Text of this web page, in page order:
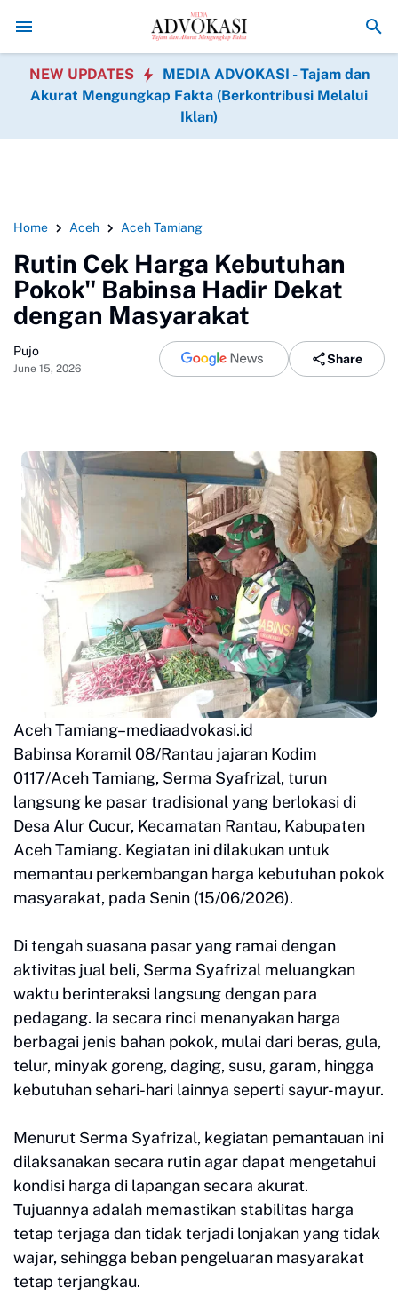
Asintel Satlap Tricakti Beri Penjelasan Terkait
NEW UPDATES
MEDIA ADVOKASI - Tajam dan
Akurat Mengungkap Fakta (Berkontribusi Melalui
Iklan)
Home Aceh Aceh Tamiang
Rutin Cek Harga Kebutuhan
Pokok" Babinsa Hadir Dekat
dengan Masyarakat
Pujo
June 15, 2026
Share
Aceh Tamiang–mediaadvokasi.id
Babinsa Koramil 08/Rantau jajaran Kodim
0117/Aceh Tamiang, Serma Syafrizal, turun
langsung ke pasar tradisional yang berlokasi di
Desa Alur Cucur, Kecamatan Rantau, Kabupaten
Aceh Tamiang. Kegiatan ini dilakukan untuk
memantau perkembangan harga kebutuhan pokok
masyarakat, pada Senin (15/06/2026).
Di tengah suasana pasar yang ramai dengan
aktivitas jual beli, Serma Syafrizal meluangkan
waktu berinteraksi langsung dengan para
pedagang. Ia secara rinci menanyakan harga
berbagai jenis bahan pokok, mulai dari beras, gula,
telur, minyak goreng, daging, susu, garam, hingga
kebutuhan sehari-hari lainnya seperti sayur-mayur.
Menurut Serma Syafrizal, kegiatan pemantauan ini
dilaksanakan secara rutin agar dapat mengetahui
kondisi harga di lapangan secara akurat.
Tujuannya adalah memastikan stabilitas harga
tetap terjaga dan tidak terjadi lonjakan yang tidak
wajar, sehingga beban pengeluaran masyarakat
tetap terjangkau.